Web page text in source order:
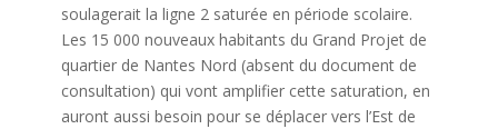
soulagerait la ligne 2 saturée en période scolaire.
Les 15 000 nouveaux habitants du Grand Projet de
quartier de Nantes Nord (absent du document de
consultation) qui vont amplifier cette saturation, en
auront aussi besoin pour se déplacer vers l’Est de